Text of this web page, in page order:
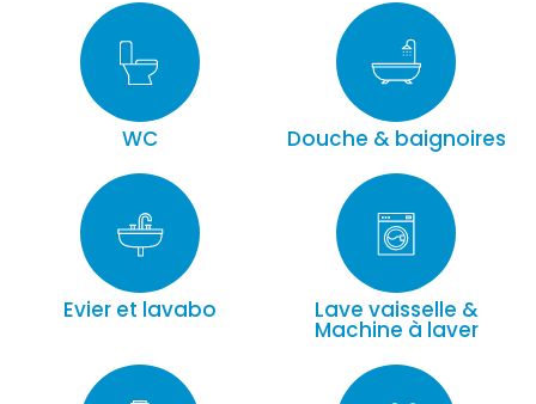
WC Douche & baignoires
Evier et lavabo Lave vaisselle &
Machine à laver